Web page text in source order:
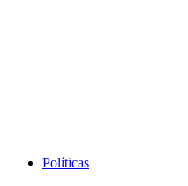
Políticas